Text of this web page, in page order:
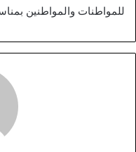
للمواطنات والمواطنين